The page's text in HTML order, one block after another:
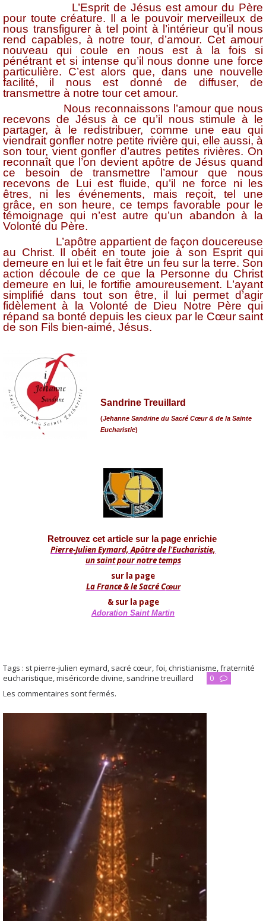
L’Esprit de Jésus est amour du Père
pour toute créature. Il a le pouvoir merveilleux de
nous transfigurer à tel point à l’intérieur qu’il nous
rend capables, à notre tour, d’amour. Cet amour
nouveau qui coule en nous est à la fois si
pénétrant et si intense qu’il nous donne une force
particulière. C’est alors que, dans une nouvelle
facilité, il nous est donné de diffuser, de
transmettre à notre tour cet amour.
Nous reconnaissons l’amour que nous
recevons de Jésus à ce qu’il nous stimule à le
partager, à le redistribuer, comme une eau qui
viendrait gonfler notre petite rivière qui, elle aussi, à
son tour, vient gonfler d’autres petites rivières. On
reconnaît que l’on devient apôtre de Jésus quand
ce besoin de transmettre l’amour que nous
recevons de Lui est fluide, qu’il ne force ni les
êtres, ni les événements, mais reçoit, tel une
grâce, en son heure, ce temps favorable pour le
témoignage qui n’est autre qu’un abandon à la
Volonté du Père.
L’apôtre appartient de façon doucereuse
au Christ. Il obéit en toute joie à son Esprit qui
demeure en lui et le fait être un feu sur la terre. Son
action découle de ce que la Personne du Christ
demeure en lui, le fortifie amoureusement. L’ayant
simplifié dans tout son être, il lui permet d’agir
fidèlement à la Volonté de Dieu Notre Père qui
répand sa bonté depuis les cieux par le Cœur saint
de son Fils bien-aimé, Jésus.
Sandrine Treuillard
(Jehanne Sandrine du Sacré Cœur & de la Sainte
Eucharistie)
Retrouvez cet article sur la page enrichie
Pierre-Julien Eymard, Apôtre de l'Eucharistie,
un saint pour notre temps
sur la page
La France & le Sacré Cœur
& sur la page
Adoration Saint Martin
Tags : st pierre-julien eymard, sacré cœur,foi,christianisme,fraternité
eucharistique,miséricorde divine, sandrine treuillard
0
Les commentaires sont fermés.